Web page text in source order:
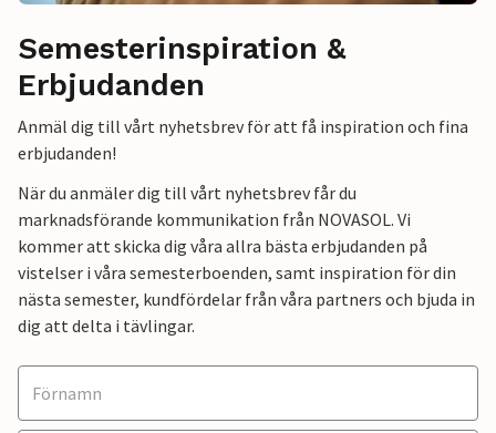
Semesterinspiration &
Erbjudanden
Anmäl dig till vårt nyhetsbrev för att få inspiration och fina
erbjudanden!
När du anmäler dig till vårt nyhetsbrev får du
marknadsförande kommunikation från NOVASOL. Vi
kommer att skicka dig våra allra bästa erbjudanden på
vistelser i våra semesterboenden, samt inspiration för din
nästa semester, kundfördelar från våra partners och bjuda in
dig att delta i tävlingar.